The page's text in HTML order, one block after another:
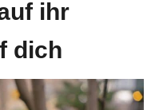
ihr
dich